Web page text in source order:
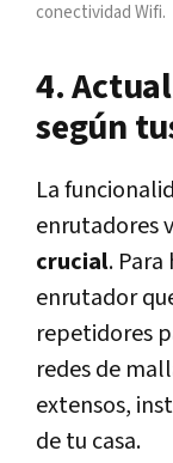
conectividad Wifi.
4.
según
La
enrutadores
crucial.
enrutador
repetidores
redes de
extensos,
de tu casa.